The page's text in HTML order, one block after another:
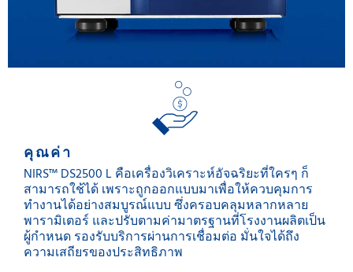
คุณค่า
NIRS™ DS2500 L คือเครื่องวิเคราะห์อัจฉริยะที่ใครๆ ก็
สามารถใช้ได้ เพราะถูกออกแบบมาเพื่อให้ควบคุมการ
ทำงานได้อย่างสมบูรณ์แบบ ซึ่งครอบคลุมหลากหลาย
พารามิเตอร์ และปรับตามค่ามาตรฐานที่โรงงานผลิตเป็น
ผู้กำหนด รองรับบริการผ่านการเชื่อมต่อ มั่นใจได้ถึง
ความเสถียรของประสิทธิภาพ